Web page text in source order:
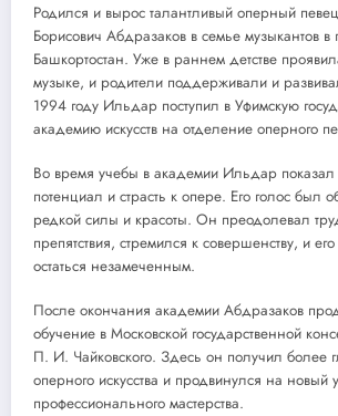
Родился и вырос талантливый оперный
Борисович Абдразаков в семье музыкантов в
Башкортостан. Уже в раннем детстве
музыке, и родители поддерживали и
1994 году Ильдар поступил в Уфимскую
академию искусств на отделение оперного
Во время учебы в академии Ильдар
потенциал и страсть к опере. Его голос был
редкой силы и красоты. Он преодолевал
препятствия, стремился к совершенству, и
остаться незамеченным.
После окончания академии Абдразаков
обучение в Московской государственной
П. И. Чайковского. Здесь он получил более
оперного искусства и продвинулся на новый
профессионального мастерства.